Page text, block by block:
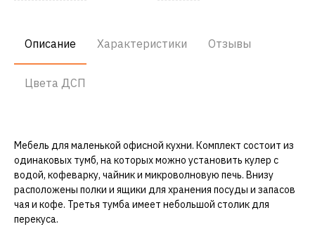
Описание Характеристики Отзывы
Цвета ДСП
Мебель для маленькой офисной кухни. Комплект состоит из
одинаковых тумб, на которых можно установить кулер с
водой, кофеварку, чайник и микроволновую печь. Внизу
расположены полки и ящики для хранения посуды и запасов
чая и кофе. Третья тумба имеет небольшой столик для
перекуса.